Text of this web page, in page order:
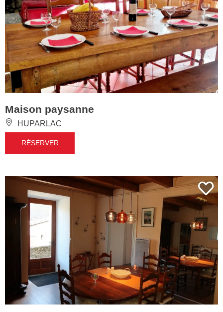
Maison paysanne
HUPARLAC
RÉSERVER